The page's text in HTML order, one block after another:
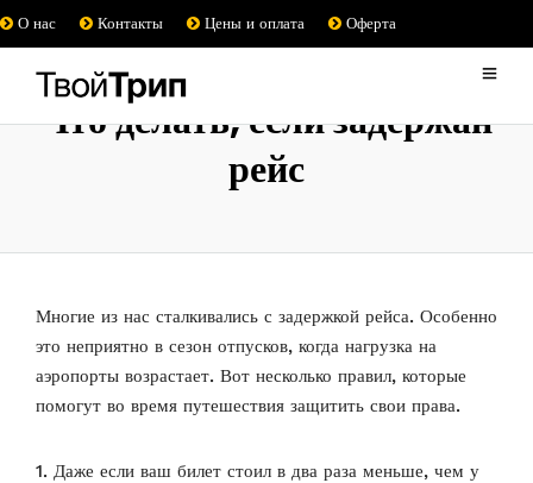
О нас Контакты Цены и оплата Оферта
Что делать, если задержан
рейс
Многие из нас сталкивались с задержкой рейса. Особенно
это неприятно в сезон отпусков, когда нагрузка на
аэропорты возрастает. Вот несколько правил, которые
помогут во время путешествия защитить свои права.
1. Даже если ваш билет стоил в два раза меньше, чем у